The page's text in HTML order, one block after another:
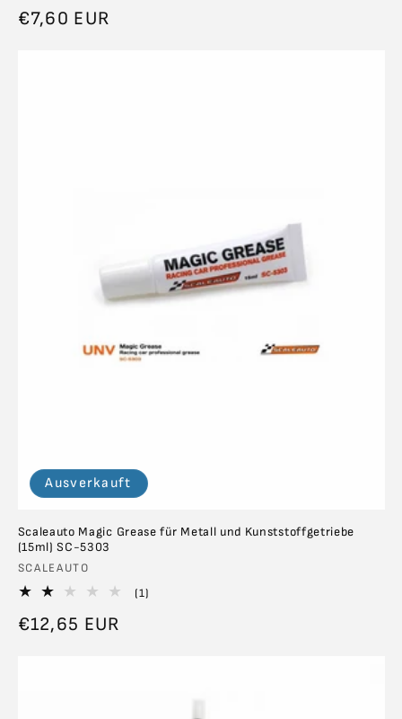
Normaler
€7,60 EUR
Ausverkauft
Scaleauto Magic Grease für Metall und Kunststoffgetriebe
(15ml) SC-5303
Anbieter:
SCALEAUTO
(1)
Normaler
€12,65 EUR